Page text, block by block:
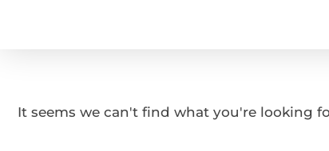
It seems we can't find what you're looking